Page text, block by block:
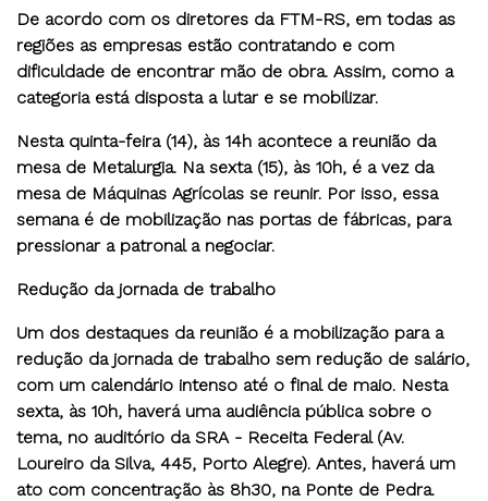
De acordo com os diretores da FTM-RS, em todas as
regiões as empresas estão contratando e com
dificuldade de encontrar mão de obra. Assim, como a
categoria está disposta a lutar e se mobilizar.
Nesta quinta-feira (14), às 14h acontece a reunião da
mesa de Metalurgia. Na sexta (15), às 10h, é a vez da
mesa de Máquinas Agrícolas se reunir. Por isso, essa
semana é de mobilização nas portas de fábricas, para
pressionar a patronal a negociar.
Redução da jornada de trabalho
Um dos destaques da reunião é a mobilização para a
redução da jornada de trabalho sem redução de salário,
com um calendário intenso até o final de maio. Nesta
sexta, às 10h, haverá uma audiência pública sobre o
tema, no auditório da SRA - Receita Federal (Av.
Loureiro da Silva, 445, Porto Alegre). Antes, haverá um
ato com concentração às 8h30, na Ponte de Pedra.